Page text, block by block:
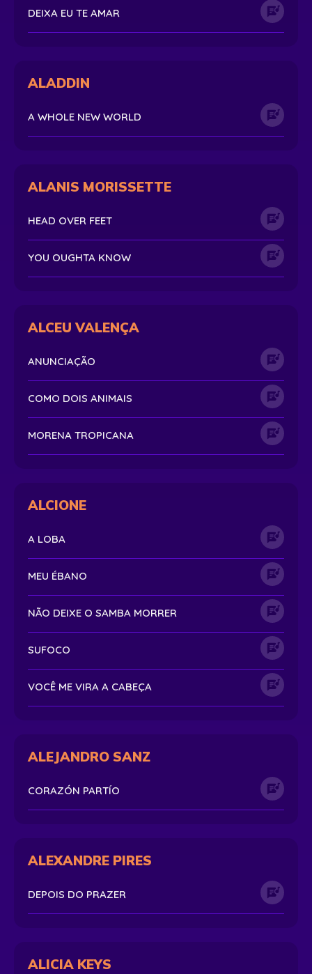
DEIXA EU TE AMAR
ALADDIN
A WHOLE NEW WORLD
ALANIS MORISSETTE
HEAD OVER FEET
YOU OUGHTA KNOW
ALCEU VALENÇA
ANUNCIAÇÃO
COMO DOIS ANIMAIS
MORENA TROPICANA
ALCIONE
A LOBA
MEU ÉBANO
NÃO DEIXE O SAMBA MORRER
SUFOCO
VOCÊ ME VIRA A CABEÇA
ALEJANDRO SANZ
CORAZÓN PARTÍO
ALEXANDRE PIRES
DEPOIS DO PRAZER
ALICIA KEYS